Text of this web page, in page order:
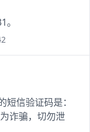
短信验证码是：
诈骗，切勿泄